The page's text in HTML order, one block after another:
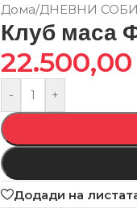
Дома/ДНЕВНИ СОБИ
Клуб маса
22.500,00
- +
Додади на